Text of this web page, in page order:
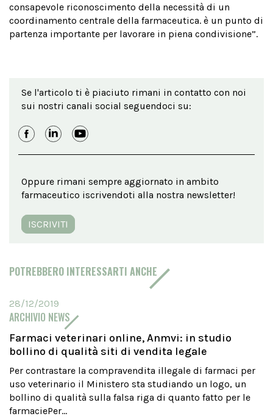
consapevole riconoscimento della necessità di un
coordinamento centrale della farmaceutica. è un punto di
partenza importante per lavorare in piena condivisione”.
Se l'articolo ti è piaciuto rimani in contatto con noi
sui nostri canali social seguendoci su:
Oppure rimani sempre aggiornato in ambito
farmaceutico iscrivendoti alla nostra newsletter!
ISCRIVITI
POTREBBERO INTERESSARTI ANCHE
28/12/2019
ARCHIVIO NEWS
Farmaci veterinari online, Anmvi: in studio
bollino di qualità siti di vendita legale
Per contrastare la compravendita illegale di farmaci per
uso veterinario il Ministero sta studiando un logo, un
bollino di qualità sulla falsa riga di quanto fatto per le
farmaciePer...